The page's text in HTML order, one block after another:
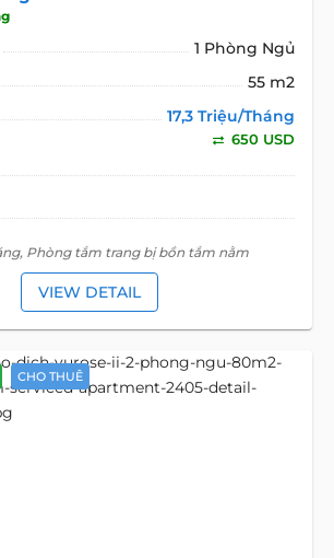
1 Phòng Ngủ
55 m2
17,3 Triệu/Tháng
650 USD
Phòng tắm trang bị bồn tắm nằm
VIEW DETAIL
CHO THUÊ